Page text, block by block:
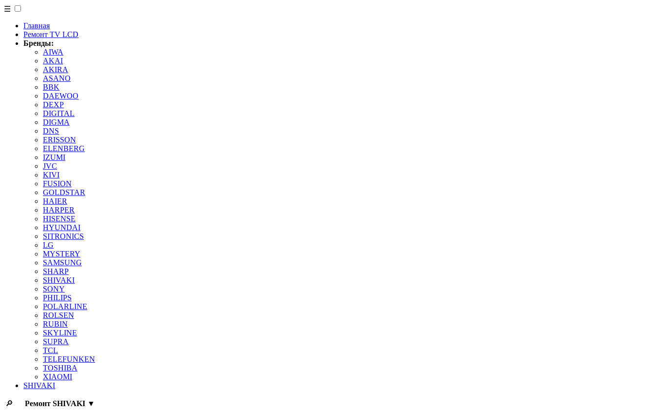
☰
Главная
Ремонт TV LCD
Бренды:
AIWA
AKAI
AKIRA
ASANO
BBK
DAEWOO
DEXP
DIGITAL
DIGMA
DNS
ERISSON
ELENBERG
IZUMI
JVC
KIVI
FUSION
GOLDSTAR
HAIER
HARPER
HISENSE
HYUNDAI
SITRONICS
LG
MYSTERY
SAMSUNG
SHARP
SHIVAKI
SONY
PHILIPS
POLARLINE
ROLSEN
RUBIN
SKYLINE
SUPRA
TCL
TELEFUNKEN
TOSHIBA
XIAOMI
SHIVAKI
🔎 Ремонт SHIVAKI ▼